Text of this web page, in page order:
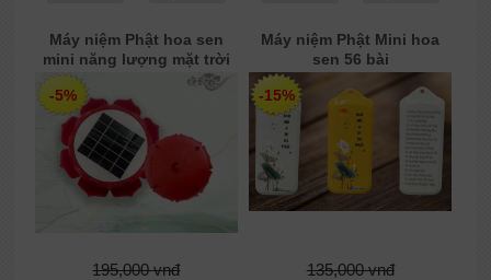
Máy niệm Phật hoa sen
mini năng lượng mặt trời
42 bài có bộ kinh địa tạng
-5%
195,000 vnđ
Máy niệm Phật Mini hoa
sen 56 bài
-15%
135,000 vnđ